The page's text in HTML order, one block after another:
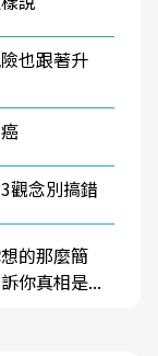
也跟著升
觀念別搞錯
的那麼簡
你真相是...